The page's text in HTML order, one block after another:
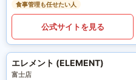
食事管理も任せたい人
公式サイトを見る
エレメント (ELEMENT)
富士店